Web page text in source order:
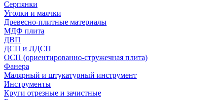
Серпянки
Уголки и маячки
Древесно-плитные материалы
МДФ плита
ДВП
ДСП и ЛДСП
ОСП (ориентированно-стружечная плита)
Фанера
Малярный и штукатурный инструмент
Инструменты
Круги отрезные и зачистные